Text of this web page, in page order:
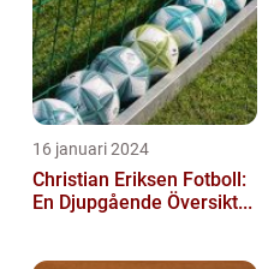
16 januari 2024
Christian Eriksen Fotboll:
En Djupgående Översikt...